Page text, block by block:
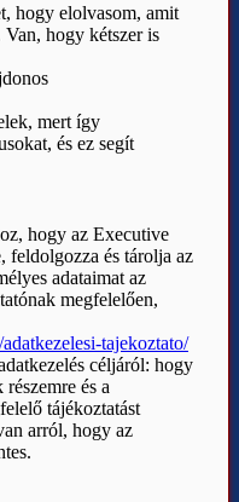
hogy elolvasom, amit
hogy kétszer is
mert így
és ez segít
hogy az Executive
feldolgozza és tárolja az
adataimat az
megfelelően,
tajekoztato/
céljáról: hogy
és a
tájékoztatást
arról, hogy az